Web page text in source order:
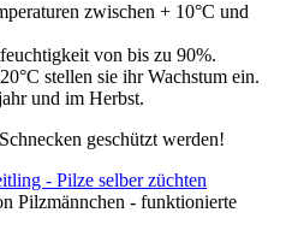
zwischen + 10°C und
von bis zu 90%.
stellen sie ihr Wachstum ein.
und im Herbst.
geschützt werden!
Pilzmännchen - funktionierte